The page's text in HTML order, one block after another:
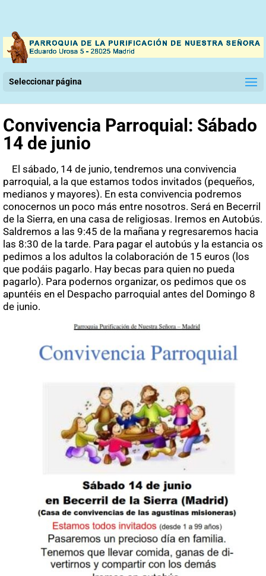
Seleccionar página
Convivencia Parroquial: Sábado
14 de junio
El sábado, 14 de junio, tendremos una convivencia
parroquial, a la que estamos todos invitados (pequeños,
medianos y mayores). En esta convivencia podremos
conocernos un poco más entre nosotros. Será en Becerril
de la Sierra, en una casa de religiosas. Iremos en Autobús.
Saldremos a las 9:45 de la mañana y regresaremos hacia
las 8:30 de la tarde. Para pagar el autobús y la estancia os
pedimos a los adultos la colaboración de 15 euros (los
que podáis pagarlo. Hay becas para quien no pueda
pagarlo). Para podernos organizar, os pedimos que os
apuntéis en el Despacho parroquial antes del Domingo 8
de junio.